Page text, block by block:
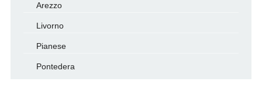
Arezzo
Livorno
Pianese
Pontedera